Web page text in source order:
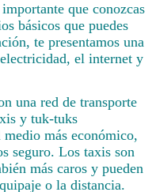
que conozcas
básicos que puedes
te presentamos una
el internet y
una red de transporte
y tuk-tuks
más económico,
seguro. Los taxis son
más caros y pueden
o la distancia.